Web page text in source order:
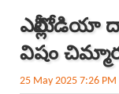
ఎల్లోమీడియా
విషం
25 May 2025 7:26 PM